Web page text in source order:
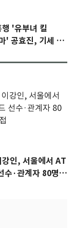
'유부녀 킬
' 공효진, 기세 잡
인, 서울에서 AT
수·관계자 80명